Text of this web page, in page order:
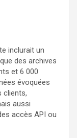
inclurait un
des archives
et 6 000
évoquées
clients,
aussi
accès API ou